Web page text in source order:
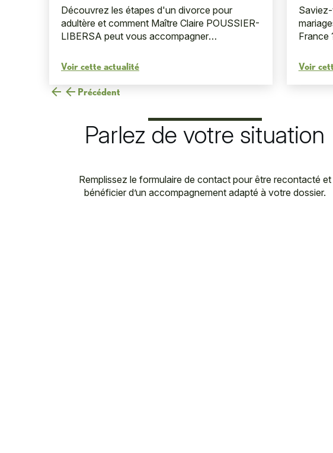
Découvrez les étapes d'un divorce pour
adultère et comment Maître Claire POUSSIER-
LIBERSA peut vous accompagner
Voir cette actualité
France
Voir
Précédent
Parlez de votre situation
Remplissez le formulaire de contact pour être recontacté et
bénéficier d’un accompagnement adapté à votre dossier.